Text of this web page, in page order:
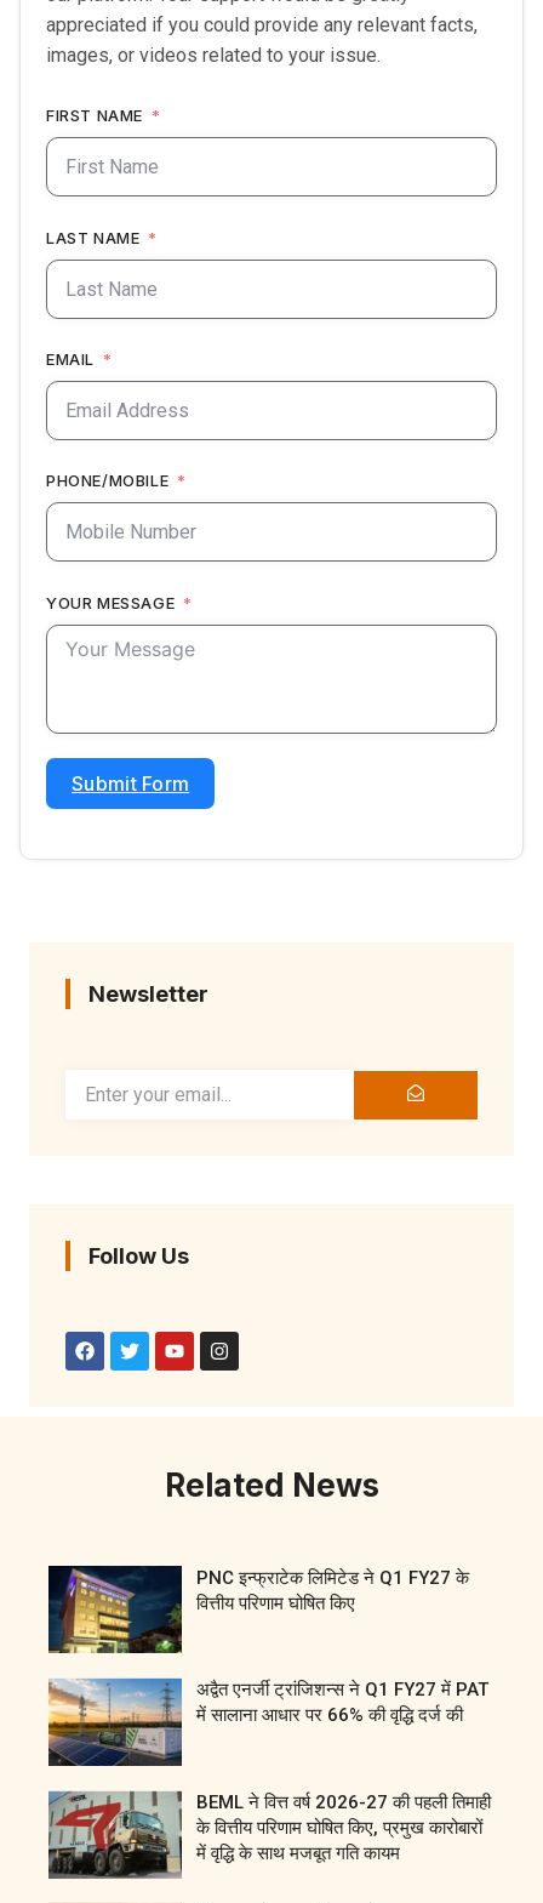
appreciated if you could provide any relevant facts,
images, or videos related to your issue.
FIRST NAME
LAST NAME
EMAIL
PHONE/MOBILE
YOUR MESSAGE
Submit Form
Newsletter
Follow Us
Related News
PNC इन्फ्राटेक लिमिटेड ने Q1 FY27 के
वित्तीय परिणाम घोषित किए
अद्वैत एनर्जी ट्रांजिशन्स ने Q1 FY27 में PAT
में सालाना आधार पर 66% की वृद्धि दर्ज की
BEML ने वित्त वर्ष 2026-27 की पहली तिमाही
के वित्तीय परिणाम घोषित किए, प्रमुख कारोबारों
में वृद्धि के साथ मजबूत गति कायम